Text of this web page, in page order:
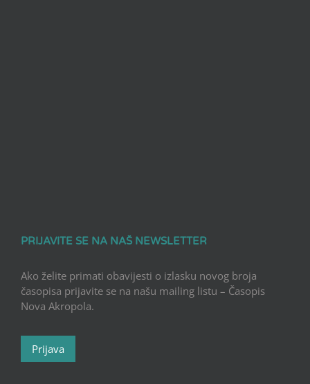
PRIJAVITE SE NA NAŠ NEWSLETTER
Ako želite primati obavijesti o izlasku novog broja
časopisa prijavite se na našu mailing listu – Časopis
Nova Akropola.
Prijava